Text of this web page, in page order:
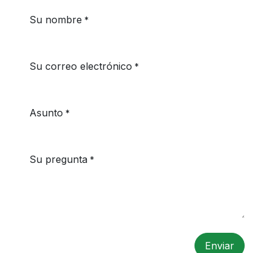
Su nombre *
Su correo electrónico *
Asunto *
Su pregunta *
Enviar